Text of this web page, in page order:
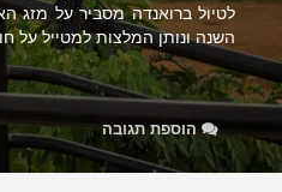
לטיול ברואנדה מסביר על מזג
השנה ונותן המלצות למטייל על
הוספת תגובה